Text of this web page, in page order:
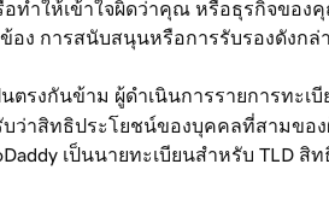
ทำให้เข้าใจผิดว่าคุณ หรือธุรกิจขอ
ง การสนับสนุนหรือการรับรองดังกล่
รงกันข้าม ผู้ดำเนินการรายการทะเ
าสิทธิประโยชน์ของบุคคลที่สามขอ
เป็นนายทะเบียนสำหรับ TLD